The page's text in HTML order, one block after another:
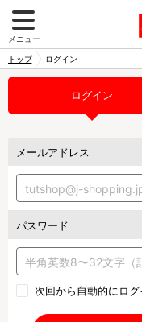
メニュー
トップ ログイン
ログイン
メールアドレス
パスワード
次回から自動的にログ